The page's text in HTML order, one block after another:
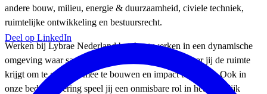
andere bouw, milieu, energie & duurzaamheid, civiele techniek,
ruimtelijke ontwikkeling en bestuursrecht.
Werken bij Lybrae Nederland betekent werken in een dynamische
omgeving waar samenwerking centraal staat en waar jij de ruimte
krijgt om te groeien, mee te bouwen en impact te maken. Ook in
onze bedrijfsvoering speel jij een onmisbare rol in het mogelijk
Deel op LinkedIn